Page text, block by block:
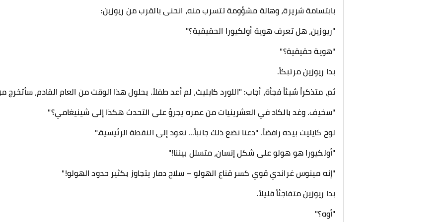
بابتسامة شريرة، وهالة مشؤومة تتسرب منه، انحنى بالقرب من ريوزين:
"ريوزين، هل تعرف هوية أولكيورا الحقيقية؟"
"هوية حقيقية؟"
بدا ريوزين مرتبكاً.
ثم، متذكراً شيئاً فجأة، أجاب: "اللورد كايليث، لم أعد طفلاً. بحلول هذا الوقت من العام القادم، سأتخرج
"سخيف. وغد بالكاد في العشرينيات من عمره يجرؤ على التحدث هكذا إلى شينيغامي؟"
لوح كايليث بيده رافضاً. "دعنا نضع ذلك جانباً... نعود إلى النقطة الرئيسية."
"أولكيورا هو هولو على شكل إنسان، متسلل بيننا!"
"إنه مينوس غراندي قوي كسر قناع الهولو – سلاح دمار يتجاوز بكثير حدود الهولو!"
بدا ريوزين متفاجئاً قليلاً.
"أوه؟"